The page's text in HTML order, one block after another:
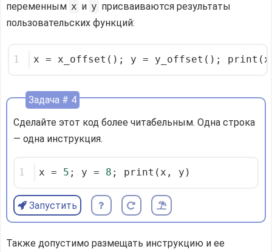
переменным x и y присваиваются результаты
пользовательских функций:
1 x = x_offset(); y = y_offset();
Сделайте этот код более читабельным. Одна строка
— одна инструкция.
1 x = 5 ; y = 8 ; print(x, y)
Задача # 4
Запустить
Также допустимо размещать инструкцию и ее